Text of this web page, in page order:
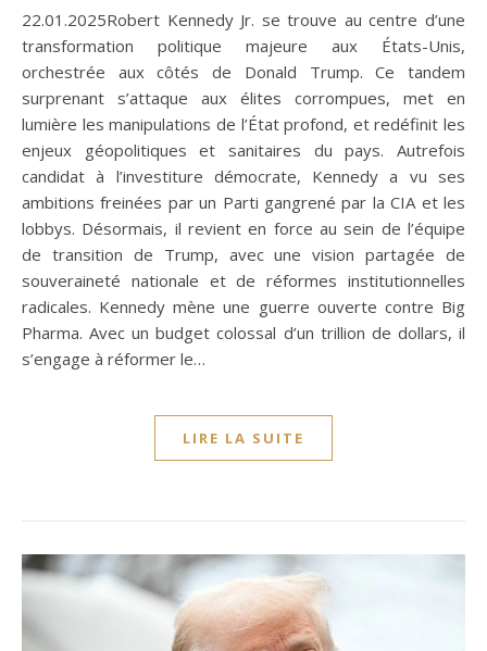
22.01.2025Robert Kennedy Jr. se trouve au centre d’une
transformation politique majeure aux États-Unis,
orchestrée aux côtés de Donald Trump. Ce tandem
surprenant s’attaque aux élites corrompues, met en
lumière les manipulations de l’État profond, et redéfinit les
enjeux géopolitiques et sanitaires du pays. Autrefois
candidat à l’investiture démocrate, Kennedy a vu ses
ambitions freinées par un Parti gangrené par la CIA et les
lobbys. Désormais, il revient en force au sein de l’équipe
de transition de Trump, avec une vision partagée de
souveraineté nationale et de réformes institutionnelles
radicales. Kennedy mène une guerre ouverte contre Big
Pharma. Avec un budget colossal d’un trillion de dollars, il
s’engage à réformer le…
LIRE LA SUITE